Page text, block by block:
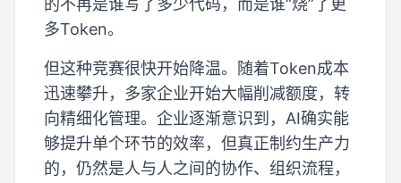
的不再是谁写了多少代码，而是谁“烧”了更
多Token。
但这种竞赛很快开始降温。随着Token成本
迅速攀升，多家企业开始大幅削减额度，转
向精细化管理。企业逐渐意识到，AI确实能
够提升单个环节的效率，但真正制约生产力
的，仍然是人与人之间的协作、组织流程，